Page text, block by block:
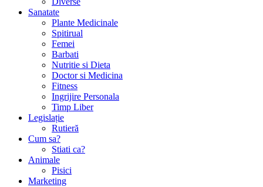
Sanatate
Plante Medicinale
Spitirual
Femei
Barbati
Nutritie si Dieta
Doctor si Medicina
Fitness
Ingrijire Personala
Timp Liber
Legislație
Rutieră
Cum sa?
Stiati ca?
Animale
Pisici
Marketing